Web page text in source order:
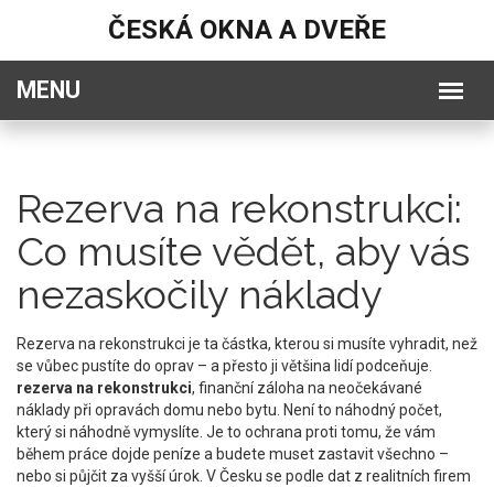
ČESKÁ OKNA A DVEŘE
Rezerva na rekonstrukci:
Co musíte vědět, aby vás
nezaskočily náklady
Rezerva na rekonstrukci je ta částka, kterou si musíte vyhradit, než
se vůbec pustíte do oprav – a přesto ji většina lidí podceňuje.
rezerva na rekonstrukci, finanční záloha na neočekávané
náklady při opravách domu nebo bytu Není to náhodný počet,
který si náhodně vymyslíte. Je to ochrana proti tomu, že vám
během práce dojde peníze a budete muset zastavit všechno –
nebo si půjčit za vyšší úrok. V Česku se podle dat z realitních firem